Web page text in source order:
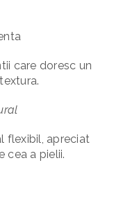
care doresc un
flexibil, apreciat
cea a pielii.